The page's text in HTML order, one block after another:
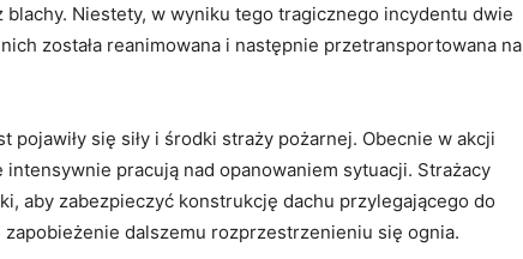
blachy. Niestety, w wyniku tego tragicznego incydentu dwie
została reanimowana i następnie przetransportowana na
pojawiły się siły i środki straży pożarnej. Obecnie w akcji
pracują nad opanowaniem sytuacji. Strażacy
aby zabezpieczyć konstrukcję dachu przylegającego do
dalszemu rozprzestrzenieniu się ognia.